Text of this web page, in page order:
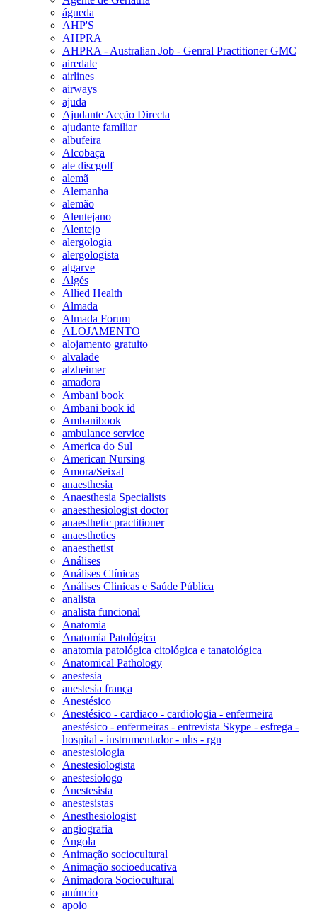
águeda
AHP'S
AHPRA
AHPRA - Australian Job - Genral Practitioner GMC
airedale
airlines
airways
ajuda
Ajudante Acção Directa
ajudante familiar
albufeira
Alcobaça
ale discgolf
alemã
Alemanha
alemão
Alentejano
Alentejo
alergologia
alergologista
algarve
Algés
Allied Health
Almada
Almada Forum
ALOJAMENTO
alojamento gratuito
alvalade
alzheimer
amadora
Ambani book
Ambani book id
Ambanibook
ambulance service
America do Sul
American Nursing
Amora/Seixal
anaesthesia
Anaesthesia Specialists
anaesthesiologist doctor
anaesthetic practitioner
anaesthetics
anaesthetist
Análises
Análises Clínicas
Análises Clinicas e Saúde Pública
analista
analista funcional
Anatomia
Anatomia Patológica
anatomia patológica citológica e tanatológica
Anatomical Pathology
anestesia
anestesia frança
Anestésico
Anestésico - cardiaco - cardiologia - enfermeira
anestésico - enfermeiras - entrevista Skype - esfrega -
hospital - instrumentador - nhs - rgn
anestesiologia
Anestesiologista
anestesiologo
Anestesista
anestesistas
Anesthesiologist
angiografia
Angola
Animação sociocultural
Animação socioeducativa
Animadora Sociocultural
anúncio
apoio